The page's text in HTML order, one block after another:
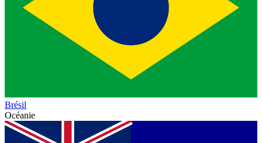
Brésil
Océanie